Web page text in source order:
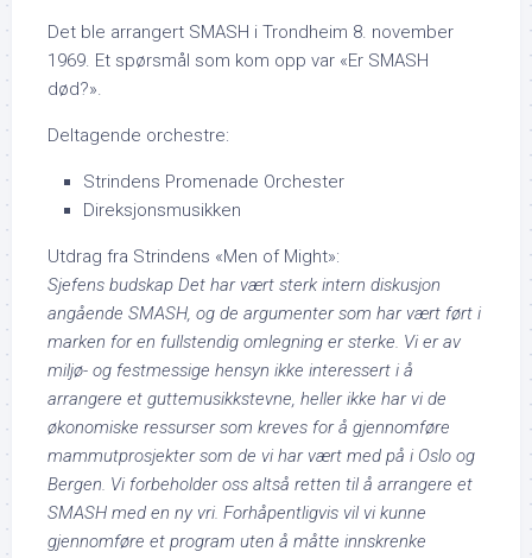
Det ble arrangert SMASH i Trondheim 8. november
1969. Et spørsmål som kom opp var «Er SMASH
død?».
Deltagende orchestre:
Strindens Promenade Orchester
Direksjonsmusikken
Utdrag fra Strindens «Men of Might»:
Sjefens budskap Det har vært sterk intern diskusjon
angående SMASH, og de argumenter som har vært ført i
marken for en fullstendig omlegning er sterke. Vi er av
miljø- og festmessige hensyn ikke interessert i å
arrangere et guttemusikkstevne, heller ikke har vi de
økonomiske ressurser som kreves for å gjennomføre
mammutprosjekter som de vi har vært med på i Oslo og
Bergen. Vi forbeholder oss altså retten til å arrangere et
SMASH med en ny vri. Forhåpentligvis vil vi kunne
gjennomføre et program uten å måtte innskrenke